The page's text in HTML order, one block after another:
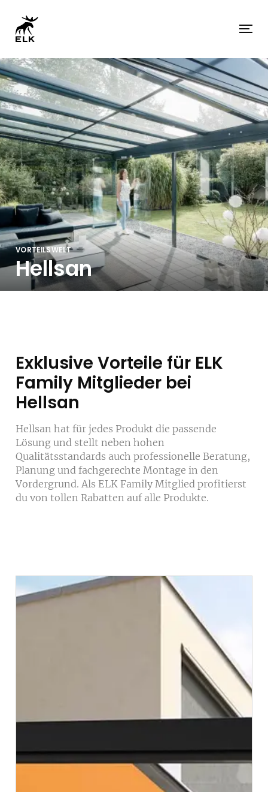
VORTEILSWELT
Hellsan
Exklusive Vorteile für ELK
Family Mitglieder bei
Hellsan
Hellsan hat für jedes Produkt die passende
Lösung und stellt neben hohen
Qualitätsstandards auch professionelle Beratung,
Planung und fachgerechte Montage in den
Vordergrund. Als ELK Family Mitglied profitierst
du von tollen Rabatten auf alle Produkte.